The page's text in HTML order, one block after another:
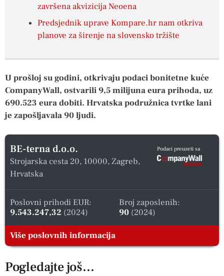
završena akvizicija Neoena
Predsjednik uprave Kompare.hr nam otkriva
planove za širenje na slovensko tržište
U prošloj su godini, otkrivaju podaci bonitetne kuće
CompanyWall, ostvarili 9,5 milijuna eura prihoda, uz
690.523 eura dobiti. Hrvatska podružnica tvrtke lani
je zapošljavala 90 ljudi.
BE-terna d.o.o.
Strojarska cesta 20, 10000, Zagreb,
Hrvatska
Podaci preuzeti sa
Poslovni prihodi EUR:
9.543.247,32 (2024)
Broj zaposlenih:
90 (2024)
Više poslovnih informacija
Pogledajte još...